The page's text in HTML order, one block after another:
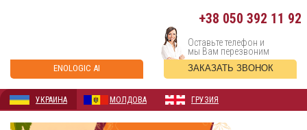
+38 050 392 11 92
ENOLOGIC AI
Оставьте телефон и
мы Вам перезвоним
ЗАКАЗАТЬ ЗВОНОК
УКРАИНА МОЛДОВА ГРУЗИЯ